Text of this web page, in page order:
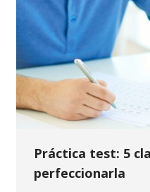
Práctica test: 5
perfeccionarla